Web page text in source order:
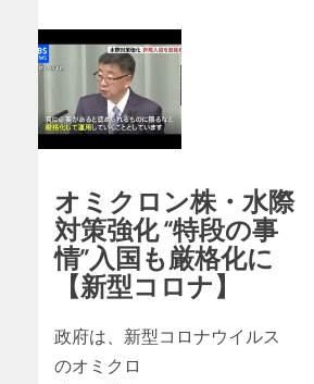
オミクロン株・水際
対策強化 “特段の事
情”入国も厳格化に
【新型コロナ】
政府は、新型コロナウイルス
のオミクロ